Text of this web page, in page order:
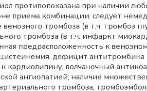
противопоказана при наличии
приема комбинации, следует
тромбоза (в т.ч. тромбоз
тромбоза (в т.ч. инфаркт
предрасположенность к
дефицит
волчаночный
ангиопатией; наличие
тромбоза,